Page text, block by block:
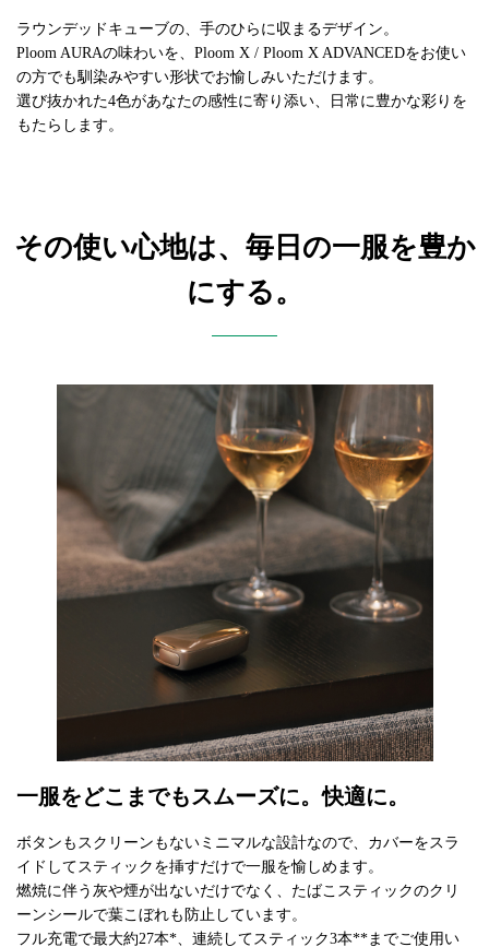
ラウンデッドキューブの、手のひらに収まるデザイン。
Ploom AURAの味わいを、Ploom X / Ploom X ADVANCEDをお使い
の方でも馴染みやすい形状でお愉しみいただけます。
選び抜かれた4色があなたの感性に寄り添い、日常に豊かな彩りを
もたらします。
その使い心地は、毎日の一服を豊か
にする。
一服をどこまでもスムーズに。快適に。
ボタンもスクリーンもないミニマルな設計なので、カバーをスラ
イドしてスティックを挿すだけで一服を愉しめます。
燃焼に伴う灰や煙が出ないだけでなく、たばこスティックのクリ
ーンシールで葉こぼれも防止しています。
フル充電で最大約27本*、連続してスティック3本**までご使用い